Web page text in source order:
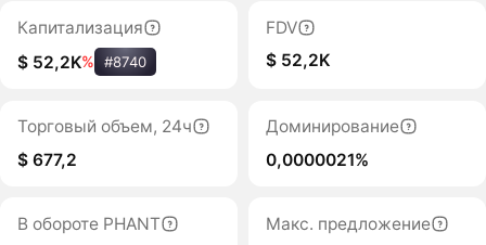
Капитализация
$ 52,2K% #8740
FDV
$ 52,2K
Торговый объем, 24ч
$ 677,2
Доминирование
0,0000021%
В обороте PHANT
Макс. предложение